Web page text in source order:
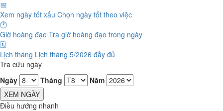
📅
Xem ngày tốt xấu Chọn ngày tốt theo việc
🕐
Giờ hoàng đạo Tra giờ hoàng đạo trong ngày
🗓️
Lịch tháng Lịch tháng 5/2026 đầy đủ
Tra cứu ngày
Ngày
Tháng
Năm
XEM NGÀY
Điều hướng nhanh